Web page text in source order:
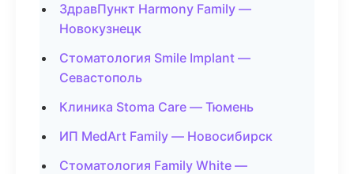
ЗдравПункт Harmony Family —
Новокузнецк
Стоматология Smile Implant —
Севастополь
Клиника Stoma Care — Тюмень
ИП MedArt Family — Новосибирск
Стоматология Family White —